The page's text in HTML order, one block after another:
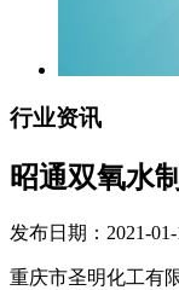
行业资讯
昭通双氧水
发布日期：2021-
重庆市圣明化工有